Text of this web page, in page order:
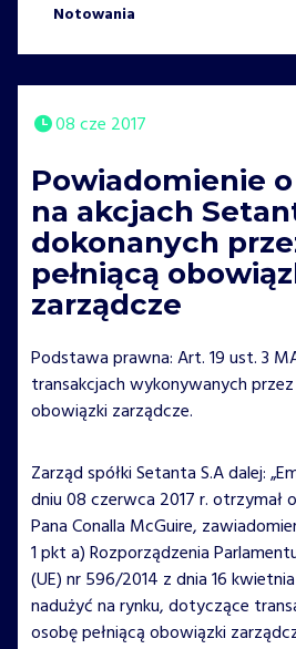
Notowania
08 cze 2017
Powiadomienie
na akcjach
dokonanych
pełniącą
zarządcze
Podstawa prawna: Art. 19 ust. 3
transakcjach wykonywanych
obowiązki zarządcze.
Zarząd spółki Setanta S.A dalej:
dniu 08 czerwca 2017 r. otrzymał
Pana Conalla McGuire,
1 pkt a) Rozporządzenia
(UE) nr 596/2014 z dnia 16
nadużyć na rynku, dotyczące
osobę pełniącą obowiązki